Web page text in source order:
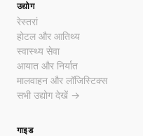
उद्योग
रेस्तरां
होटल और आतिथ्य
स्वास्थ्य सेवा
आयात और निर्यात
मालवाहन और लॉजिस्टिक्स
सभी उद्योग देखें →
गाइड